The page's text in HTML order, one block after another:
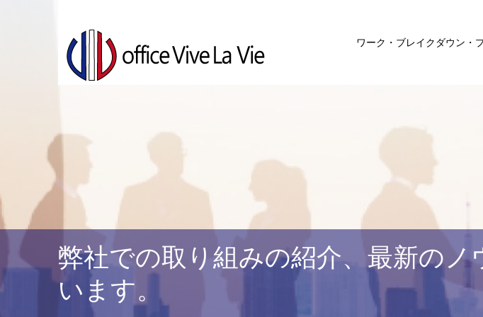
ワーク・ブレイクダウン・
弊社での取り組みの紹介、最新の
います。